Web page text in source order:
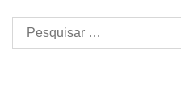
Pesquisar
por: